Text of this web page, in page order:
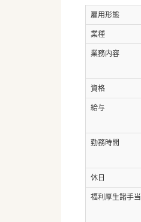
雇用形態
業種
業務内容
資格
給与
勤務時間
休日
福利厚生諸手当